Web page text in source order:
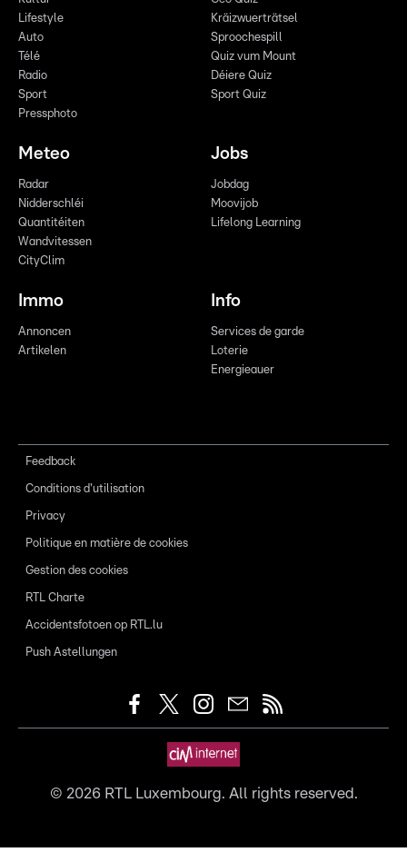
Lifestyle
Auto
Télé
Radio
Sport
Pressphoto
Kräizwuerträtsel
Sproochespill
Quiz vum Mount
Déiere Quiz
Sport Quiz
Meteo
Radar
Nidderschléi
Quantitéiten
Wandvitessen
CityClim
Jobs
Jobdag
Moovijob
Lifelong Learning
Immo
Annoncen
Artikelen
Info
Services de garde
Loterie
Energieauer
Feedback
Conditions d'utilisation
Privacy
Politique en matière de cookies
Gestion des cookies
RTL Charte
Accidentsfotoen op RTL.lu
Push Astellungen
© 2026RTL Luxembourg. All rights reserved.